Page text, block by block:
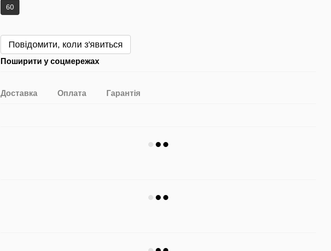
60
Повідомити, коли з'явиться
Поширити у соцмережах
Доставка Оплата Гарантія